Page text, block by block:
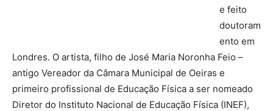
e feito
doutoram
ento em
Londres. O artista, filho de José Maria Noronha Feio –
antigo Vereador da Câmara Municipal de Oeiras e
primeiro profissional de Educação Física a ser nomeado
Diretor do Instituto Nacional de Educação Física (INEF),